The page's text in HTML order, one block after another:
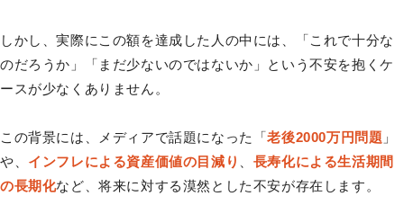
しかし、実際にこの額を達成した人の中には、「これで十分な
のだろうか」「まだ少ないのではないか」という不安を抱くケ
ースが少なくありません。
この背景には、メディアで話題になった「老後2000万円問題 」
や、 インフレによる資産価値の目減り
長寿化による生活期間
の長期化など、将来に対する漠然とした不安が存在します。